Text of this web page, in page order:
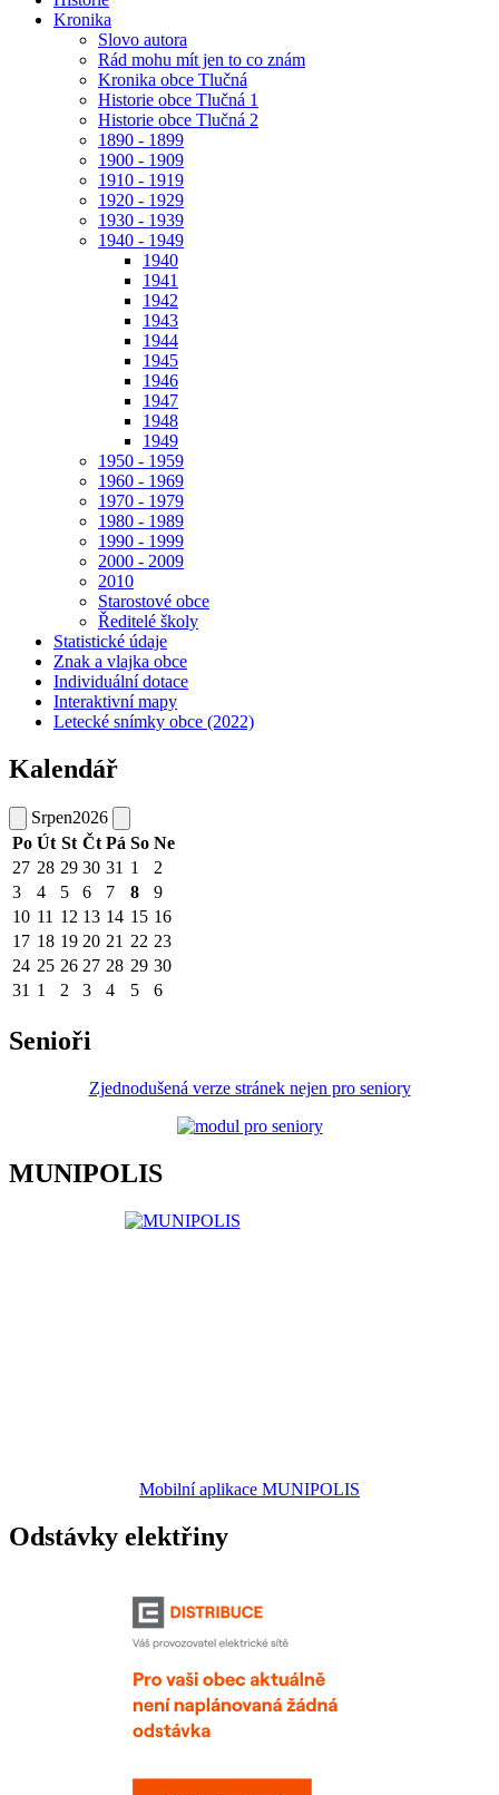
Kronika
Slovo autora
Rád mohu mít jen to co znám
Kronika obce Tlučná
Historie obce Tlučná 1
Historie obce Tlučná 2
1890 - 1899
1900 - 1909
1910 - 1919
1920 - 1929
1930 - 1939
1940 - 1949
1940
1941
1942
1943
1944
1945
1946
1947
1948
1949
1950 - 1959
1960 - 1969
1970 - 1979
1980 - 1989
1990 - 1999
2000 - 2009
2010
Starostové obce
Ředitelé školy
Statistické údaje
Znak a vlajka obce
Individuální dotace
Interaktivní mapy
Letecké snímky obce (2022)
Kalendář
Srpen2026
Po Út St Čt Pá So Ne
27 28 29 30 31 1
2
3
4 5 6 7 8
9
10 11 12 13 14 15 16
17 18 19 20 21 22 23
24 25 26 27 28 29 30
31 1 2 3 4 5 6
Senioři
Zjednodušená verze stránek nejen pro seniory
MUNIPOLIS
Mobilní aplikace MUNIPOLIS
Odstávky elektřiny